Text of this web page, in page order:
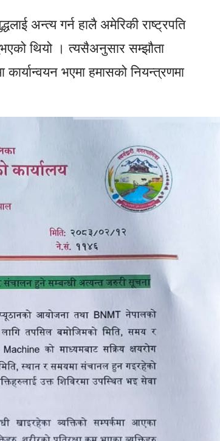
अन्त्य गर्न हालै अमेरिकी राष्ट्रपति
थियो । त्यसैअनुसार सम्झौता
कार्यान्वयन भएमा हमासको नियन्त्रणमा